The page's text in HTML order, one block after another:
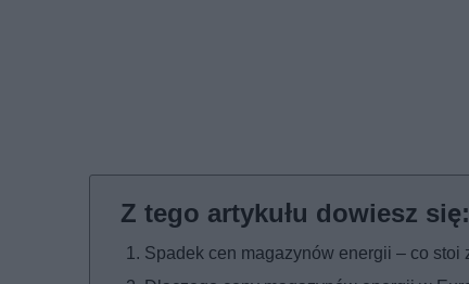
Spadek cen magazynów energii – co stoi